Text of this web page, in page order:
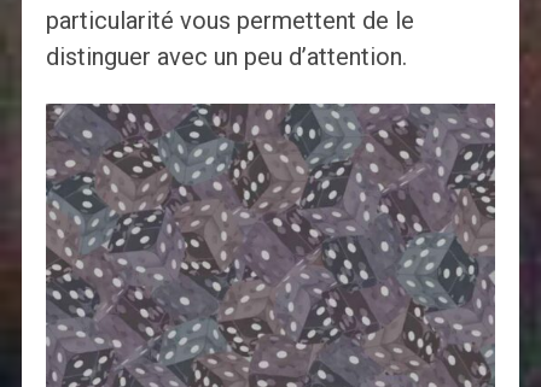
particularité vous permettent de le
distinguer avec un peu d’attention.